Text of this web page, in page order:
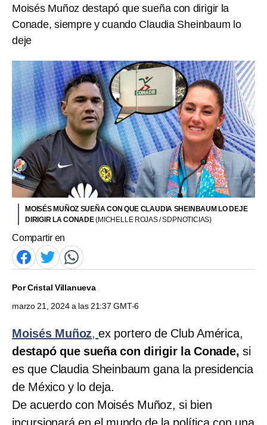
Moisés Muñoz destapó que sueña con dirigir la
Conade, siempre y cuando Claudia Sheinbaum lo
deje
MOISÉS MUÑOZ SUEÑA CON QUE CLAUDIA SHEINBAUM LO DEJE
DIRIGIR LA CONADE(MICHELLE ROJAS / SDPNOTICIAS)
Compartir en
PorCristal Villanueva
marzo 21, 2024 a las 21:37 GMT-6
Moisés Muñoz,ex portero de Club América,
destapó que sueña con dirigir la Conade, si
es que Claudia Sheinbaum gana la presidencia
de México y lo deja.
De acuerdo con Moisés Muñoz, si bien